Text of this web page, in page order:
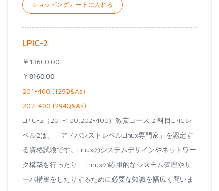
ショッピングカートに入れる
LPIC-2
￥13600.00
￥8160.00
201-400 (129Q&As)
202-400 (294Q&As)
LPIC-2（201-400,202-400）激安コース 2 科目LPICレ
ベル2は、「アドバンストレベルLinux専門家」を認定す
る資格試験です。Linuxのシステムデザインやネットワー
ク構築を行ったり、 Linuxの応用的なシステム管理やサ
ーバ構築をしたりするために必要な知識を幅広く問いま